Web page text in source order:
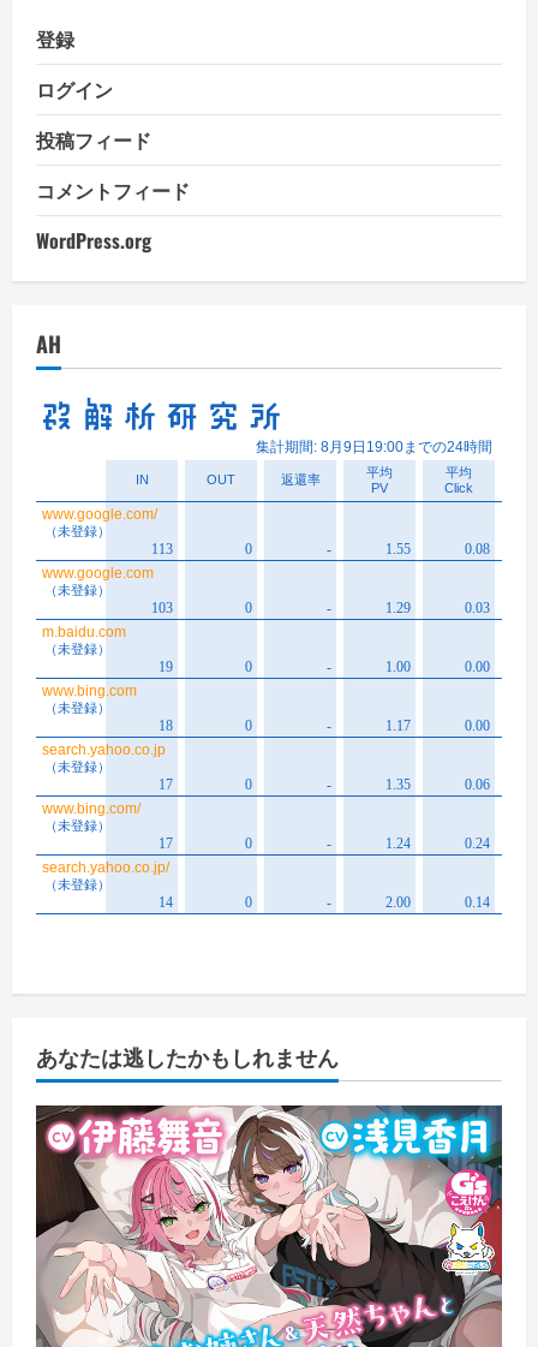
登録
ログイン
投稿フィード
コメントフィード
WordPress.org
AH
あなたは逃したかもしれません